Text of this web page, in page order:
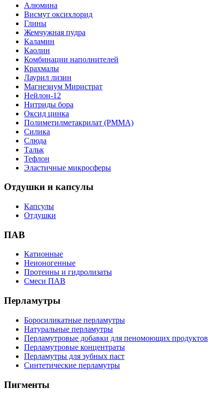
Алюмина
Висмут оксихлорид
Глины
Жемчужная пудра
Каламин
Каолин
Комбинации наполнителей
Крахмалы
Лаурил лизин
Магнезиум Миристрат
Нейлон-12
Нитриды бора
Оксид цинка
Полиметилметакрилат (PMMA)
Силика
Слюда
Тальк
Тефлон
Эластичные микросферы
Отдушки и капсулы
Капсулы
Отдушки
ПАВ
Катионные
Неионогенные
Протеины и гидролизаты
Смеси ПАВ
Перламутры
Боросиликатные перламутры
Натуральные перламутры
Перламутровые добавки для пеномоющих продуктов
Перламутровые концентраты
Перламутры для зубных паст
Синтетические перламутры
Пигменты